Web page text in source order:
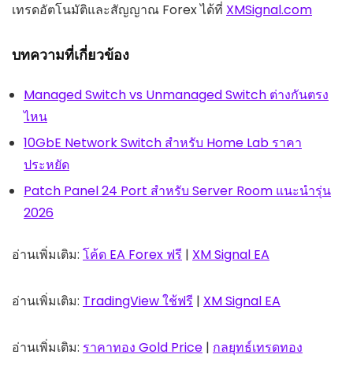
เทรดอัตโนมัติและสัญญาณ Forex ได้ที่ XMSignal.com
บทความที่เกี่ยวข้อง
Managed Switch vs Unmanaged Switch ต่างกันตรง
ไหน
10GbE Network Switch สำหรับ Home Lab ราคา
ประหยัด
Patch Panel 24 Port สำหรับ Server Room แนะนำรุ่น
2026
อ่านเพิ่มเติม: โค้ด EA Forex ฟรี | XM Signal EA
อ่านเพิ่มเติม: TradingView ใช้ฟรี | XM Signal EA
อ่านเพิ่มเติม: ราคาทอง Gold Price | กลยุทธ์เทรดทอง